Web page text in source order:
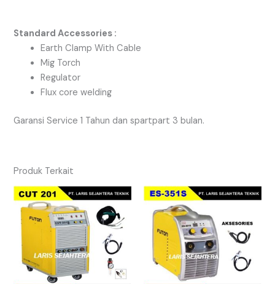
Standard Accessories :
Earth Clamp With Cable
Mig Torch
Regulator
Flux core welding
Garansi Service 1 Tahun dan spartpart 3 bulan.
Produk Terkait